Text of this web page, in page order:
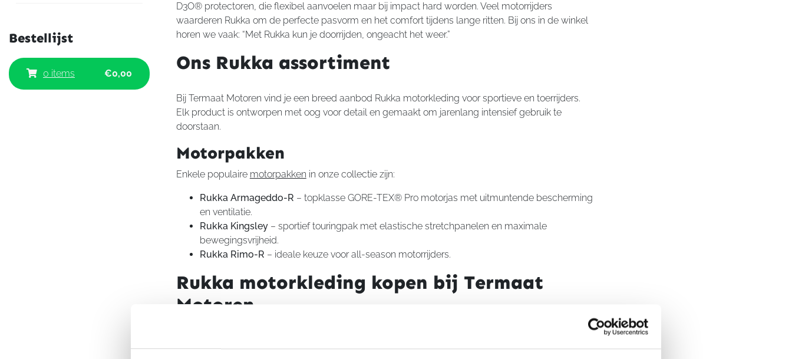
Bestellijst
0 items €0,00
D3O® protectoren, die flexibel aanvoelen maar bij impact hard worden. Veel motorrijders
waarderen Rukka om de perfecte pasvorm en het comfort tijdens lange ritten. Bij ons in de winkel
horen we vaak: “Met Rukka kun je doorrijden, ongeacht het weer.”
Ons Rukka assortiment
Bij Termaat Motoren vind je een breed aanbod Rukka motorkleding voor sportieve en toerrijders.
Elk product is ontworpen met oog voor detail en gemaakt om jarenlang intensief gebruik te
doorstaan.
Motorpakken
Enkele populaire motorpakken in onze collectie zijn:
Rukka Armageddo-R – topklasse GORE-TEX® Pro motorjas met uitmuntende bescherming
en ventilatie.
Rukka Kingsley– sportief touringpak met elastische stretchpanelen en maximale
bewegingsvrijheid.
Rukka Rimo-R – ideale keuze voor all-season motorrijders.
Rukka motorkleding kopen bij Termaat
Motoren